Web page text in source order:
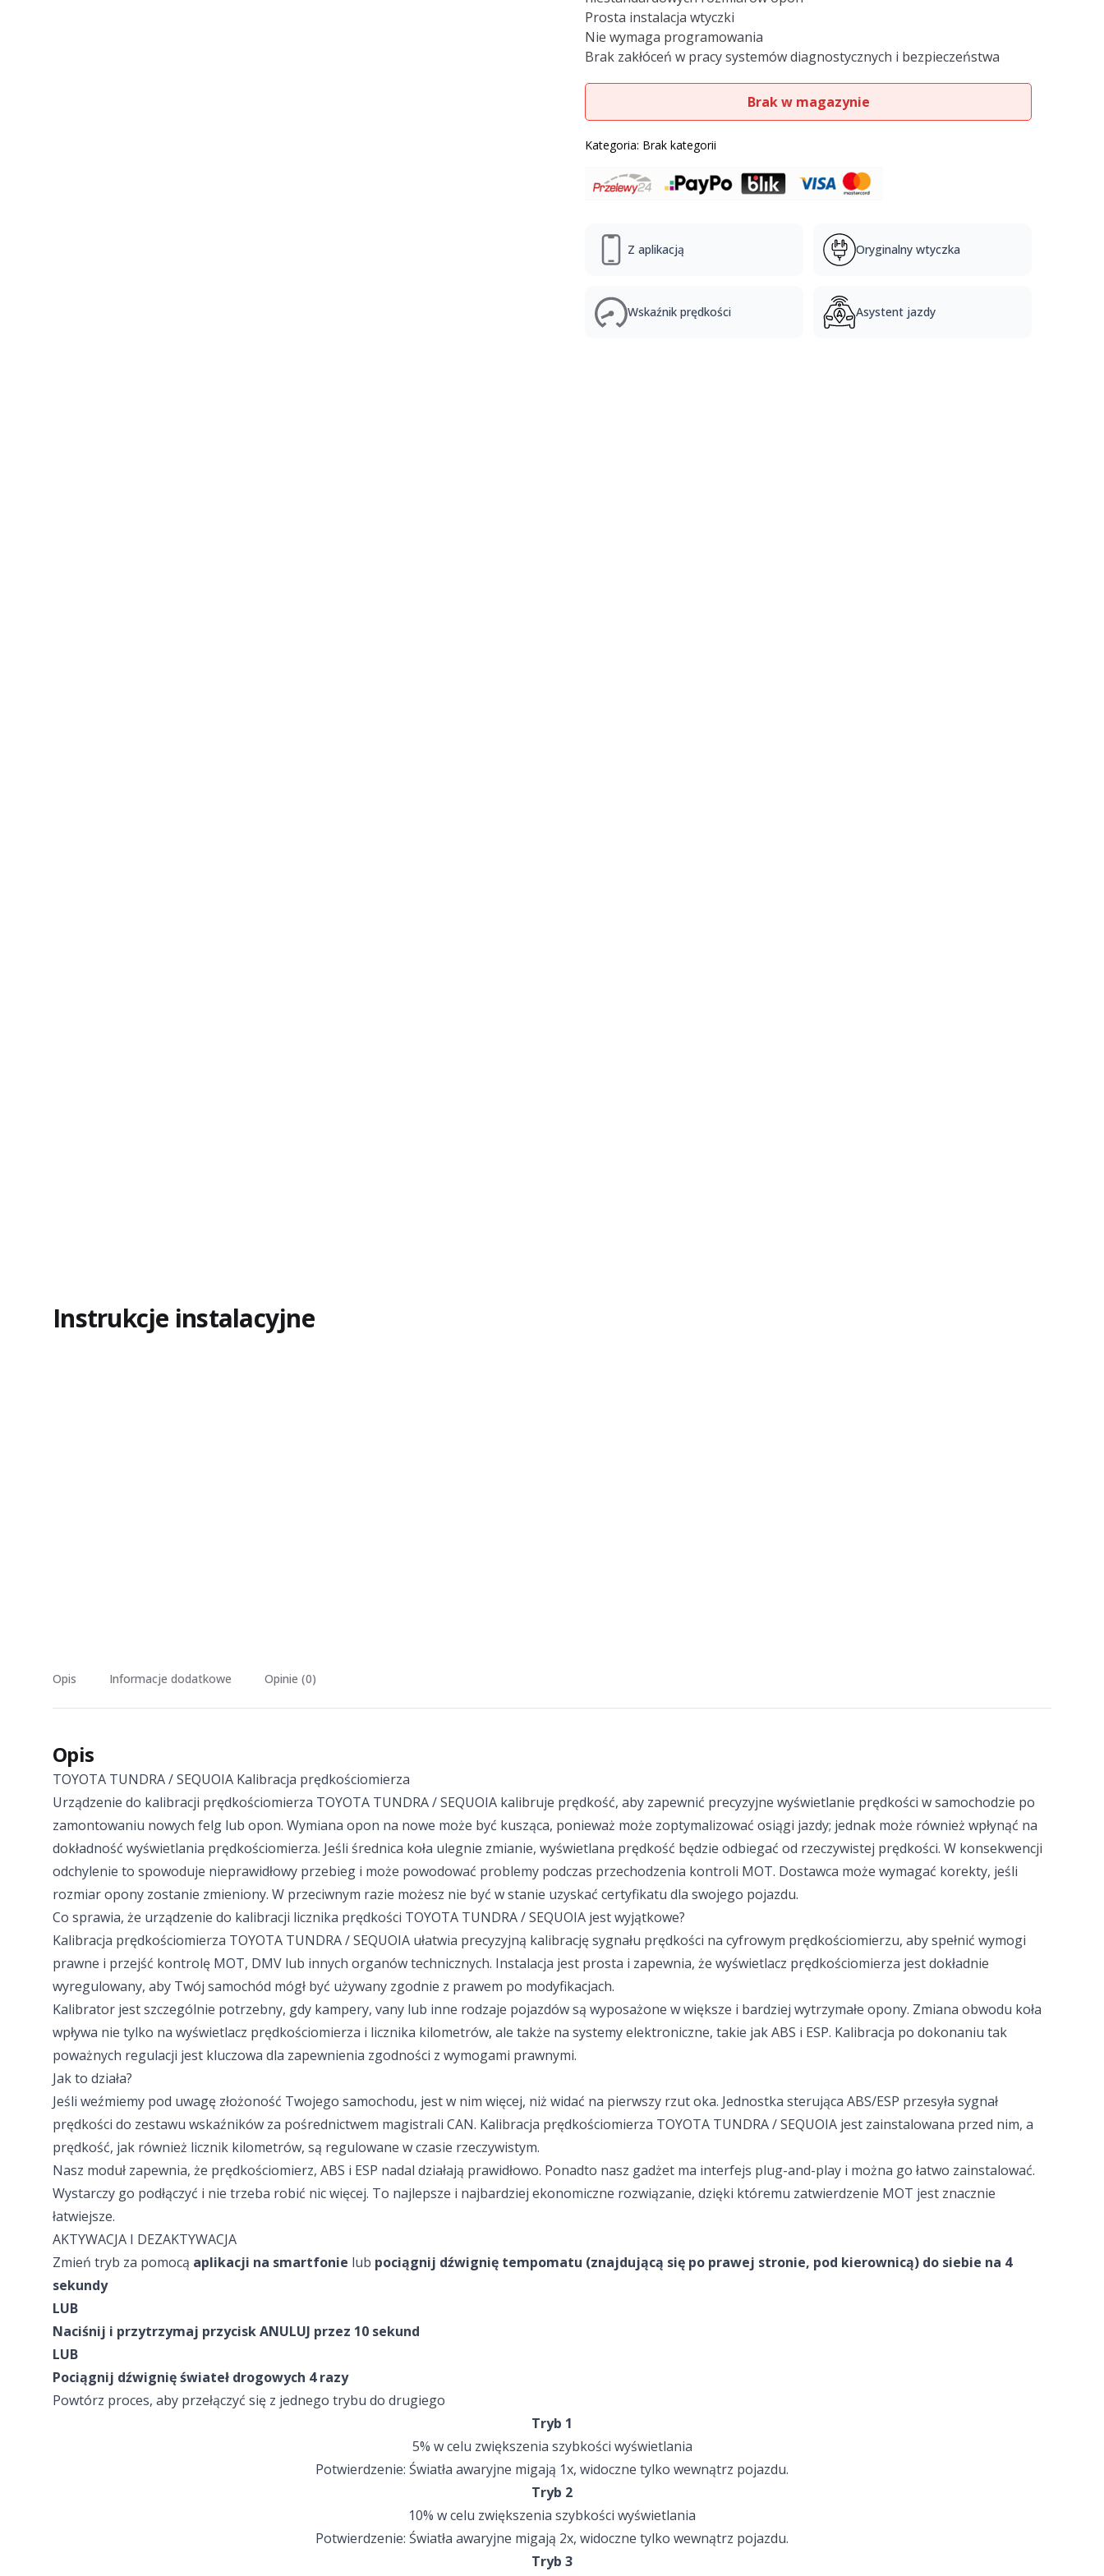
Prosta instalacja wtyczki
Nie wymaga programowania
Brak zakłóceń w pracy systemów diagnostycznych i bezpieczeństwa
Brak w magazynie
Kategoria: Brak kategorii
Z aplikacją Oryginalny wtyczka
Wskaźnik prędkości Asystent jazdy
Instrukcje instalacyjne
Opis Informacje dodatkowe Opinie (0)
Opis
TOYOTA TUNDRA / SEQUOIA Kalibracja prędkościomierza
Urządzenie do kalibracji prędkościomierza TOYOTA TUNDRA / SEQUOIA kalibruje prędkość, aby zapewnić precyzyjne wyświetlanie prędkości w samochodzie po
zamontowaniu nowych felg lub opon. Wymiana opon na nowe może być kusząca, ponieważ może zoptymalizować osiągi jazdy; jednak może również wpłynąć na
dokładność wyświetlania prędkościomierza. Jeśli średnica koła ulegnie zmianie, wyświetlana prędkość będzie odbiegać od rzeczywistej prędkości. W konsekwencji
odchylenie to spowoduje nieprawidłowy przebieg i może powodować problemy podczas przechodzenia kontroli MOT. Dostawca może wymagać korekty, jeśli
rozmiar opony zostanie zmieniony. W przeciwnym razie możesz nie być w stanie uzyskać certyfikatu dla swojego pojazdu.
Co sprawia, że urządzenie do kalibracji licznika prędkości TOYOTA TUNDRA / SEQUOIA jest wyjątkowe?
Kalibracja prędkościomierza TOYOTA TUNDRA / SEQUOIA ułatwia precyzyjną kalibrację sygnału prędkości na cyfrowym prędkościomierzu, aby spełnić wymogi
prawne i przejść kontrolę MOT, DMV lub innych organów technicznych. Instalacja jest prosta i zapewnia, że wyświetlacz prędkościomierza jest dokładnie
wyregulowany, aby Twój samochód mógł być używany zgodnie z prawem po modyfikacjach.
Kalibrator jest szczególnie potrzebny, gdy kampery, vany lub inne rodzaje pojazdów są wyposażone w większe i bardziej wytrzymałe opony. Zmiana obwodu koła
wpływa nie tylko na wyświetlacz prędkościomierza i licznika kilometrów, ale także na systemy elektroniczne, takie jak ABS i ESP. Kalibracja po dokonaniu tak
poważnych regulacji jest kluczowa dla zapewnienia zgodności z wymogami prawnymi.
Jak to działa?
Jeśli weźmiemy pod uwagę złożoność Twojego samochodu, jest w nim więcej, niż widać na pierwszy rzut oka. Jednostka sterująca ABS/ESP przesyła sygnał
prędkości do zestawu wskaźników za pośrednictwem magistrali CAN. Kalibracja prędkościomierza TOYOTA TUNDRA / SEQUOIA jest zainstalowana przed nim, a
prędkość, jak również licznik kilometrów, są regulowane w czasie rzeczywistym.
Nasz moduł zapewnia, że prędkościomierz, ABS i ESP nadal działają prawidłowo. Ponadto nasz gadżet ma interfejs plug-and-play i można go łatwo zainstalować.
Wystarczy go podłączyć i nie trzeba robić nic więcej. To najlepsze i najbardziej ekonomiczne rozwiązanie, dzięki któremu zatwierdzenie MOT jest znacznie
łatwiejsze.
AKTYWACJA I DEZAKTYWACJA
Zmień tryb za pomocą aplikacji na smartfonie lub pociągnij dźwignię tempomatu (znajdującą się po prawej stronie, pod kierownicą) do siebie na 4
sekundy
LUB
Naciśnij i przytrzymaj przycisk ANULUJ przez 10 sekund
LUB
Pociągnij dźwignię świateł drogowych 4 razy
Powtórz proces, aby przełączyć się z jednego trybu do drugiego
Tryb 1
5% w celu zwiększenia szybkości wyświetlania
Potwierdzenie: Światła awaryjne migają 1x, widoczne tylko wewnątrz pojazdu.
Tryb 2
10% w celu zwiększenia szybkości wyświetlania
Potwierdzenie: Światła awaryjne migają 2x, widoczne tylko wewnątrz pojazdu.
Tryb 3